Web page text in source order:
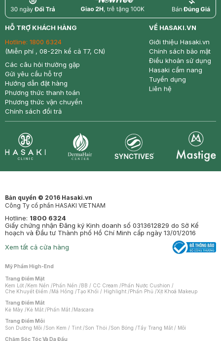
return nowfree price
HỖ TRỢ KHÁCH HÀNG
Hotline: 1800 6324
(Miễn phí , 08-22h kể cả T7, CN)
Các câu hỏi thường gặp
Gửi yêu cầu hỗ trợ
Hướng dẫn đặt hàng
Phương thức thanh toán
Phương thức vận chuyển
Chính sách đổi trả
VỀ HASAKI.VN
Giới thiệu Hasaki.vn
Chính sách bảo mật
Điều khoản sử dụng
Hasaki cẩm nang
Tuyển dụng
Liên hệ
Bản quyền © 2016 Hasaki.vn
Công Ty cổ phần HASAKI VIETNAM
Hotline: 1800 6324
Giấy chứng nhận Đăng ký Kinh doanh số 0313612829 do Sở Kế
hoạch và Đầu tư Thành phố Hồ Chí Minh cấp ngày 13/01/2016
Xem tất cả cửa hàng
Mỹ Phẩm High-End
Trang Điểm Mặt
Kem Lót /Kem Nền /Phấn Nền /BB / CC Cream /Phấn Nước Cushion /
Che Khuyết Điểm /Má Hồng /Tạo Khối / Highlight /Phấn Phủ /Xịt Khoá Makeup
Trang Điểm Mắt
Kẻ Mày /Kẻ Mắt /Phấn Mắt /Mascara
Trang Điểm Môi
Son Dưỡng Môi /Son Kem / Tint /Son Thỏi /Son Bóng /Tẩy Trang Mắt / Môi
Chăm Sóc Tóc Và Da Đầu